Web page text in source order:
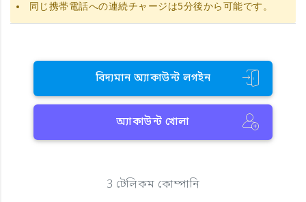
同じ携帯電話への連続チャージは5分後から可能です。
বিদ্যমান অ্যাকাউন্ট লগইন
অ্যাকাউন্ট খোলা
3 টেলিকম কোম্পানি